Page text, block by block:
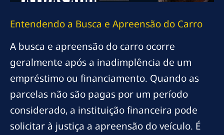
Entendendo a Busca e Apreensão do Carro
A busca e apreensão do carro ocorre
geralmente após a inadimplência de um
empréstimo ou financiamento. Quando as
parcelas não são pagas por um período
considerado, a instituição financeira pode
solicitar à justiça a apreensão do veículo. É